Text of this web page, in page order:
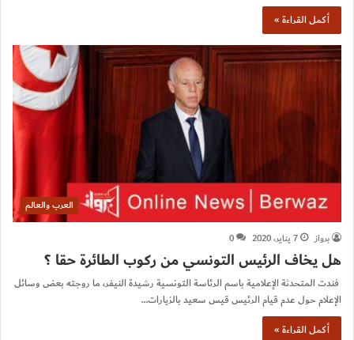
أكمل القراءة »
العرب والعالم
برواز
7 يناير، 2020 0
هل يخاف الرئيس التونسي من ركوب الطائرة حقا ؟
فندت المتحدثة الإعلامية باسم الرئاسة التونسية رشيدة النيفر، ما روجته بعض وسائل
الإعلام حول عدم قيام الرئيس قيس سعيد بالزيارات…
أكمل القراءة »